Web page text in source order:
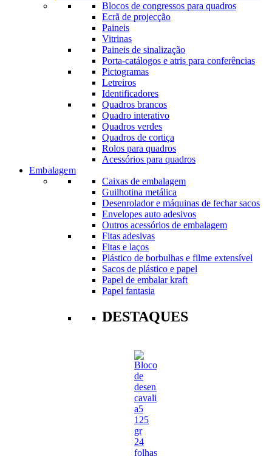
Blocos de congressos para quadros
Ecrã de projecção
Paineis
Vitrinas
Paineis de sinalização
Porta-catálogos e atris para conferências
Pictogramas
Letreiros
Identificadores
Quadros brancos
Quadro interativo
Quadros verdes
Quadros de cortiça
Rolos para quadros
Acessórios para quadros
Embalagem
Caixas de embalagem
Guilhotina metálica
Desenrolador e máquinas de fechar sacos
Envelopes auto adesivos
Outros acessórios de embalagem
Fitas adesivas
Fitas e laços
Plástico de borbulhas e filme extensível
Sacos de plástico e papel
Papel de embalar kraft
Papel fantasia
DESTAQUES